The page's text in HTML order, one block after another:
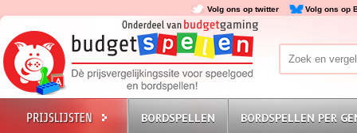
Volg ons op twitter Volg ons op
BORDSPELLEN BORDSPELLEN PER